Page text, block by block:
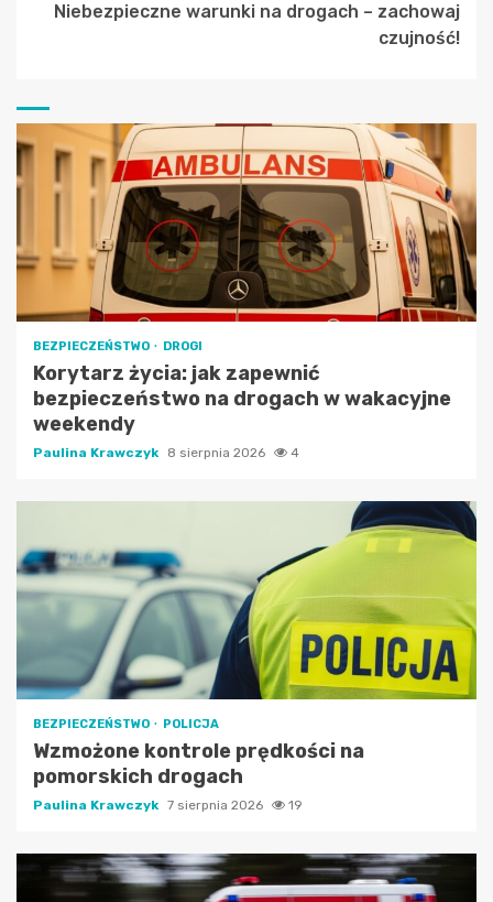
Niebezpieczne warunki na drogach – zachowaj
czujność!
BEZPIECZEŃSTWO DROGI
Korytarz życia: jak zapewnić
bezpieczeństwo na drogach w wakacyjne
weekendy
Paulina Krawczyk 8 sierpnia 2026 4
BEZPIECZEŃSTWO POLICJA
Wzmożone kontrole prędkości na
pomorskich drogach
Paulina Krawczyk 7 sierpnia 2026 19